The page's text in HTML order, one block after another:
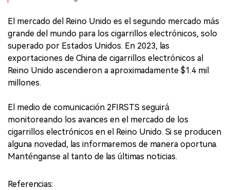
El mercado del Reino Unido es el segundo mercado más
grande del mundo para los cigarrillos electrónicos, solo
superado por Estados Unidos. En 2023, las
exportaciones de China de cigarrillos electrónicos al
Reino Unido ascendieron a aproximadamente $1.4 mil
millones.
El medio de comunicación 2FIRSTS seguirá
monitoreando los avances en el mercado de los
cigarrillos electrónicos en el Reino Unido. Si se producen
alguna novedad, las informaremos de manera oportuna.
Manténganse al tanto de las últimas noticias.
Referencias: